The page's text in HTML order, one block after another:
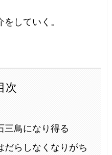
していく。
次
三鳥になり得る
だらしなくなりがち